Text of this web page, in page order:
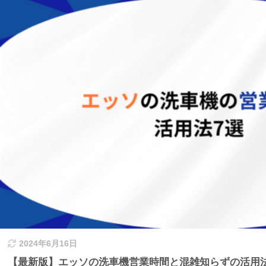
2024年6月16日
【最新版】エッソの洗車機営業時間と混雑知らずの活用